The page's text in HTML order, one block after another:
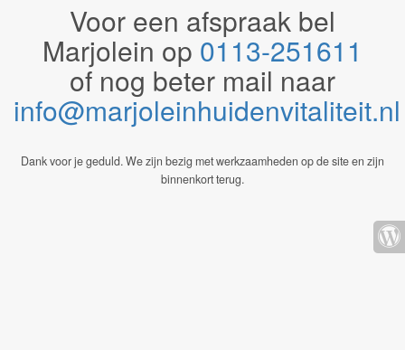
Voor een afspraak bel
Marjolein op 0113-251611
of nog beter mail naar
Dank voor je geduld. We zijn bezig met werkzaamheden op de site en zijn
binnenkort terug.